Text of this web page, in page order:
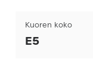
Kuoren koko
E5